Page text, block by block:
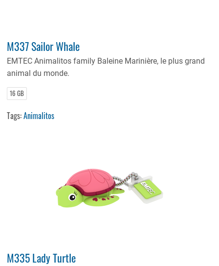
M337 Sailor Whale
EMTEC Animalitos family Baleine Marinière, le plus grand
animal du monde.
16 GB
Tags:Animalitos
M335 Lady Turtle